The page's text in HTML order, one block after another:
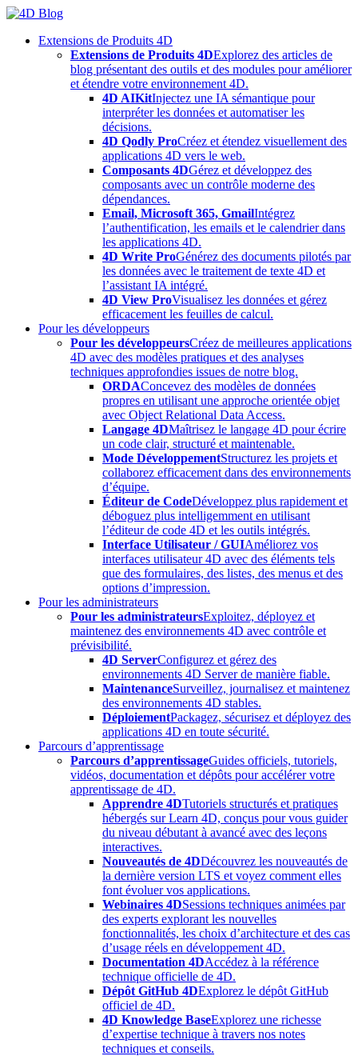
Skip
contentExtensions de Produits 4D
Extensions de Produits 4DExplorez des articles de
blog présentant des outils et des modules pour améliorer
et étendre votre environnement 4D.
4D AIKitInjectez une IA sémantique pour
interpréter les données et automatiser les
décisions.
4D Qodly ProCréez et étendez visuellement des
applications 4D vers le web.
Composants 4DGérez et développez des
composants avec un contrôle moderne des
dépendances.
Email, Microsoft 365, GmailIntégrez
l’authentification, les emails et le calendrier dans
les applications 4D.
4D Write ProGénérez des documents pilotés par
les données avec le traitement de texte 4D et
l’assistant IA intégré.
4D View ProVisualisez les données et gérez
efficacement les feuilles de calcul.
Pour les développeurs
Pour les développeursCréez de meilleures applications
4D avec des modèles pratiques et des analyses
techniques approfondies issues de notre blog.
ORDAConcevez des modèles de données
propres en utilisant une approche orientée objet
avec Object Relational Data Access.
Langage 4DMaîtrisez le langage 4D pour écrire
un code clair, structuré et maintenable.
Mode DéveloppementStructurez les projets et
collaborez efficacement dans des environnements
d’équipe.
Éditeur de CodeDéveloppez plus rapidement et
déboguez plus intelligemment en utilisant
l’éditeur de code 4D et les outils intégrés.
Interface Utilisateur / GUIAméliorez vos
interfaces utilisateur 4D avec des éléments tels
que des formulaires, des listes, des menus et des
options d’impression.
Pour les administrateurs
Pour les administrateursExploitez, déployez et
maintenez des environnements 4D avec contrôle et
prévisibilité.
4D ServerConfigurez et gérez des
environnements 4D Server de manière fiable.
MaintenanceSurveillez, journalisez et maintenez
des environnements 4D stables.
DéploiementPackagez, sécurisez et déployez des
applications 4D en toute sécurité.
Parcours d’apprentissage
Parcours d’apprentissageGuides officiels, tutoriels,
vidéos, documentation et dépôts pour accélérer votre
apprentissage de 4D.
Apprendre 4DTutoriels structurés et pratiques
hébergés sur Learn 4D, conçus pour vous guider
du niveau débutant à avancé avec des leçons
interactives.
Nouveautés de 4DDécouvrez les nouveautés de
la dernière version LTS et voyez comment elles
font évoluer vos applications.
Webinaires 4DSessions techniques animées par
des experts explorant les nouvelles
fonctionnalités, les choix d’architecture et des cas
d’usage réels en développement 4D.
Documentation 4DAccédez à la référence
technique officielle de 4D.
Dépôt GitHub 4DExplorez le dépôt GitHub
officiel de 4D.
4D Knowledge BaseExplorez une richesse
d’expertise technique à travers nos notes
techniques et conseils.